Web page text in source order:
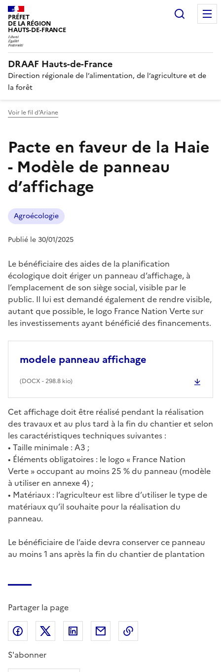
PRÉFET
DE LA RÉGION
HAUTS-DE-FRANCE
DRAAF Hauts-de-France
Direction régionale de l’alimentation, de l’agriculture et de
la forêt
Voir le fil d'Ariane
Pacte en faveur de la Haie
- Modèle de panneau
d’affichage
Agroécologie
Publié le 30/01/2025
Le bénéficiaire des aides de la planification
écologique doit ériger un panneau d’affichage, à
l’emplacement de son siège social, visible par le
public. Il lui est demandé également de rendre visible,
autant que possible, le logo France Nation Verte sur
les investissements ayant bénéficié des financements.
modele panneau affichage
(DOCX - 298.8 kio)
Cet affichage doit être réalisé pendant la réalisation
des travaux et au plus tard à la fin du chantier et selon
les caractéristiques techniques suivantes :
• Taille minimale : A3 ;
• Éléments obligatoires : le logo « France Nation
Verte » occupant au moins 25 % du panneau (modèle
à utiliser en annexe 4) ;
• Matériaux : l’agriculteur est libre d’utiliser le type de
matériaux qu’il souhaite pour la réalisation du
panneau.
Le bénéficiaire de l’aide devra conserver ce panneau
au moins 1 ans après la fin du chantier de plantation
Partager la page
Partager sur Facebook
Partager sur X (anciennement Twitter)
Partager sur LinkedIn
Partager par email
S'abonner